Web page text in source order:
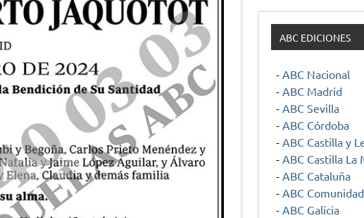
ABC EDICIONES
- ABC Nacional
- ABC Madrid
- ABC Sevilla
- ABC Córdoba
- ABC Castilla y
- ABC Castilla La
- ABC Cataluña
- ABC
- ABC Galicia